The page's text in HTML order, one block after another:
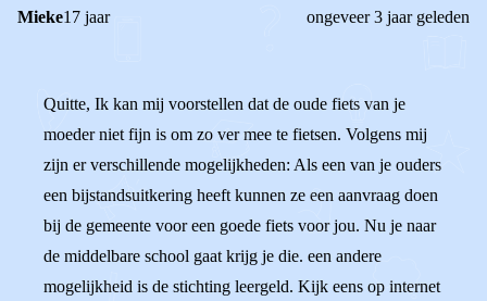
Mieke17 jaar ongeveer 3 jaar geleden
Quitte, Ik kan mij voorstellen dat de oude fiets van je
moeder niet fijn is om zo ver mee te fietsen. Volgens mij
zijn er verschillende mogelijkheden: Als een van je ouders
een bijstandsuitkering heeft kunnen ze een aanvraag doen
bij de gemeente voor een goede fiets voor jou. Nu je naar
de middelbare school gaat krijg je die. een andere
mogelijkheid is de stichting leergeld. Kijk eens op internet